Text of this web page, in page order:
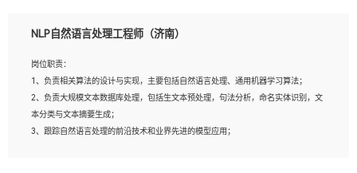
验的更佳；
3、熟悉数据库开发，熟悉Mysql、Oracle、MongoDb数据库应用开发其中一种；
4、熟悉Python Wed框架（Django/Flask...）代码能力优秀，熟悉编码规范和具备
良好的文档编写能力）；
5、沟通表达能力强，具备团队协作能力。
NLP自然语言处理工程师（济南）
岗位职责：
1、负责相关算法的设计与实现，主要包括自然语言处理、通用机器学习算法；
2、负责大规模文本数据库处理，包括生文本预处理，句法分析，命名实体识别，文
本分类与文本摘要生成；
3、跟踪自然语言处理的前沿技术和业界先进的模型应用；